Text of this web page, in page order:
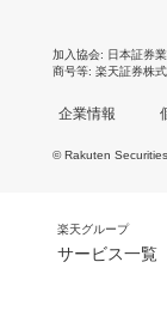
加入協会 日本証券
商号等 楽天証券株
企業情報
© Rakuten
楽天グループ
サービス一覧